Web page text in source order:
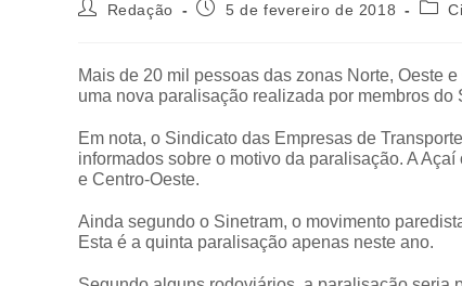
Redação 5 de fevereiro de 2018
Mais de 20 mil pessoas das zonas Norte, Oeste
uma nova paralisação realizada por membros
Em nota, o Sindicato das Empresas de
informados sobre o motivo da paralisação. A
e Centro-Oeste.
Ainda segundo o Sinetram, o movimento
Esta é a quinta paralisação apenas neste ano.